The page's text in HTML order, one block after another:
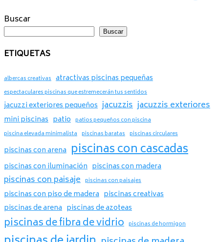
Buscar
Buscar
ETIQUETAS
albercas creativas atractivas piscinas pequeñas
espectaculares piscinas que estremecerán tus sentidos
jacuzzi exteriores pequeños jacuzzis jacuzzis exteriores
mini piscinas patio patios pequeños con piscina
piscina elevada minimalista piscinas baratas piscinas circulares
piscinas con arena piscinas con cascadas
piscinas con iluminación piscinas con madera
piscinas con paisaje piscinas con paisajes
piscinas con piso de madera piscinas creativas
piscinas de arena piscinas de azoteas
piscinas de fibra de vidrio piscinas de hormigon